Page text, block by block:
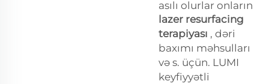
asılı olurlar onların
lazer resurfacing
terapiyası , dəri
baxımı məhsulları
və s. üçün. LUMI
keyfiyyətli